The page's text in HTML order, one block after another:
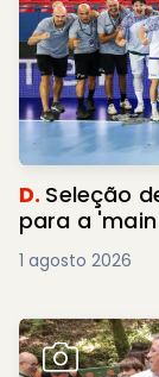
D. Seleção
para a
1 agosto 2026